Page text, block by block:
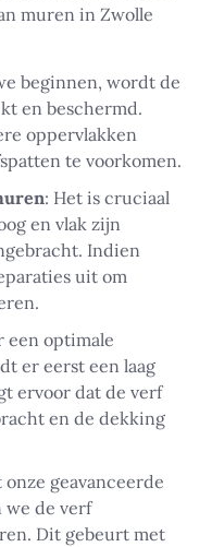
muren in Zwolle
beginnen, wordt de
en beschermd.
oppervlakken
te voorkomen.
: Het is cruciaal
en vlak zijn
Indien
uit om
een optimale
er eerst een laag
ervoor dat de verf
en de dekking
onze geavanceerde
we de verf
Dit gebeurt met